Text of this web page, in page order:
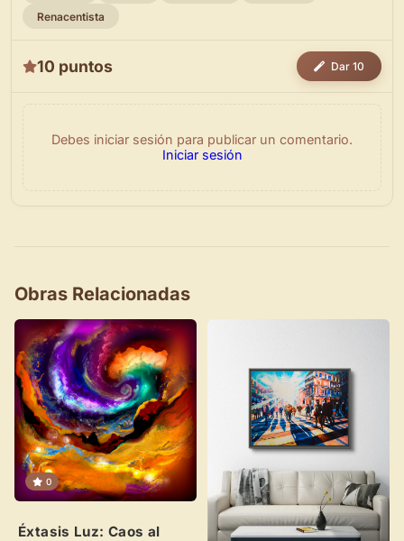
Renacentista
10 puntos Dar 10
Debes iniciar sesión para publicar un comentario.
Iniciar sesión
Obras Relacionadas
0
Éxtasis Luz: Caos al
Novedad: Tu Panel de Usuario
Directorio de Arteestrena su nuevoPanel de Usuario: tu
centro de control para gestionar todo tu arte.